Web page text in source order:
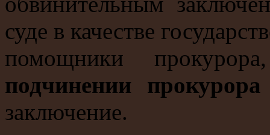
суде в качестве
помощники
подчинении прокурора
заключение.